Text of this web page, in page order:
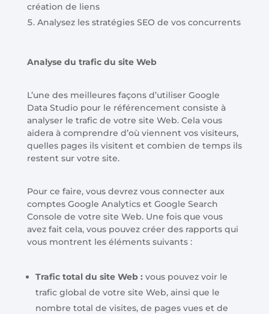
création de liens
Analysez les stratégies SEO de vos concurrents
Analyse du trafic du site Web
L’une des meilleures façons d’utiliser Google
Data Studio pour le référencement consiste à
analyser le trafic de votre site Web. Cela vous
aidera à comprendre d’où viennent vos visiteurs,
quelles pages ils visitent et combien de temps ils
restent sur votre site.
Pour ce faire, vous devrez vous connecter aux
comptes Google Analytics et Google Search
Console de votre site Web. Une fois que vous
avez fait cela, vous pouvez créer des rapports qui
vous montrent les éléments suivants :
Trafic total du site Web : vous pouvez voir le
trafic global de votre site Web, ainsi que le
nombre total de visites, de pages vues et de